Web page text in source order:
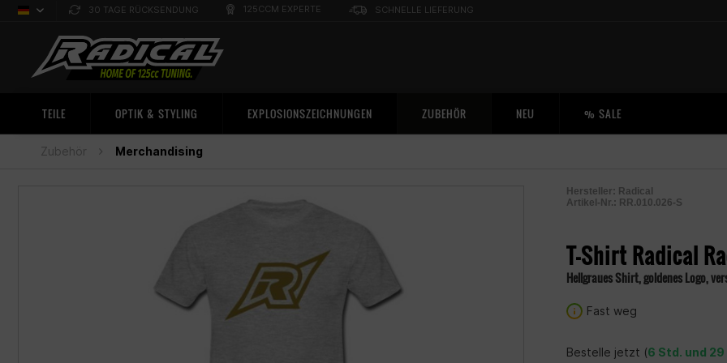
Deutsch
30 TAGE RÜCKSENDUNG 125CCM EXPERTE SCHNELLE LIEFERUNG
TEILE OPTIK & STYLING EXPLOSIONSZEICHNUNGEN ZUBEHÖR NEU % SALE
Zubehör Merchandising
Hersteller: Radical
Artikel-Nr.: RR.010.026-S
T-Shirt Radical
Hellgraues Shirt, goldenes Logo,
Fast weg
Bestelle jetzt (6 Std. und 29